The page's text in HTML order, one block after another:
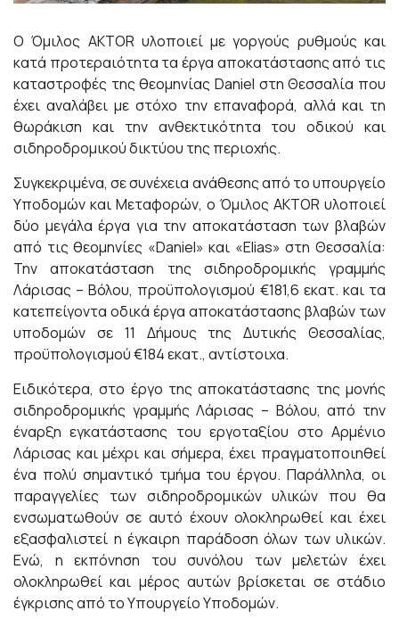
Ο Όμιλος AKTOR υλοποιεί με γοργούς ρυθμούς και
κατά προτεραιότητα τα έργα αποκατάστασης από τις
καταστροφές της θεομηνίας Daniel στη Θεσσαλία που
έχει αναλάβει με στόχο την επαναφορά, αλλά και τη
θωράκιση και την ανθεκτικότητα του οδικού και
σιδηροδρομικού δικτύου της περιοχής.
Συγκεκριμένα, σε συνέχεια ανάθεσης από το υπουργείο
Υποδομών και Μεταφορών, ο Όμιλος AKTOR υλοποιεί
δύο μεγάλα έργα για την αποκατάσταση των βλαβών
από τις θεομηνίες «Daniel» και «Elias» στη Θεσσαλία:
Την αποκατάσταση της σιδηροδρομικής γραμμής
Λάρισας – Βόλου, προϋπολογισμού €181,6 εκατ. και τα
κατεπείγοντα οδικά έργα αποκατάστασης βλαβών των
υποδομών σε 11 Δήμους της Δυτικής Θεσσαλίας,
προϋπολογισμού €184 εκατ., αντίστοιχα.
Ειδικότερα, στο έργο της αποκατάστασης της μονής
σιδηροδρομικής γραμμής Λάρισας – Βόλου, από την
έναρξη εγκατάστασης του εργοταξίου στο Αρμένιο
Λάρισας και μέχρι και σήμερα, έχει πραγματοποιηθεί
ένα πολύ σημαντικό τμήμα του έργου. Παράλληλα, οι
παραγγελίες των σιδηροδρομικών υλικών που θα
ενσωματωθούν σε αυτό έχουν ολοκληρωθεί και έχει
εξασφαλιστεί η έγκαιρη παράδοση όλων των υλικών.
Ενώ, η εκπόνηση του συνόλου των μελετών έχει
ολοκληρωθεί και μέρος αυτών βρίσκεται σε στάδιο
έγκρισης από το Υπουργείο Υποδομών.